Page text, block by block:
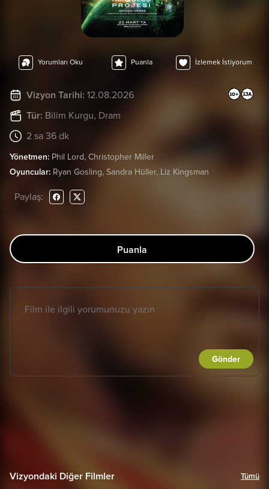
Yorumları Oku Puanla İzlemek İstiyorum
Vizyon Tarihi: 12.08.2026
Tür: Bilim Kurgu, Dram
2 sa 36 dk
Yönetmen: Phil Lord, Christopher Miller
Oyuncular: Ryan Gosling, Sandra Hüller, Liz Kingsman
Paylaş:
Puanla
Gönder
Vizyondaki Diğer Filmler Tümü